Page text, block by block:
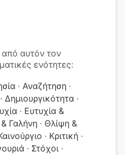
αυτόν τον
ενότητες:
Αναζήτηση
Δημιουργικότητα
Ευτυχία &
Γαλήνη
Θλίψη &
Κριτική
Στόχοι